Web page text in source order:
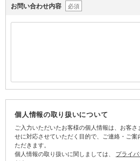
お問い合わせ内容 必須
個人情報の取り扱いについて
ご入力いただいたお客様の個人情報は、お客
せに対応させていただく目的で、ご連絡・ご
ただきます。
個人情報の取り扱いに関しましては、 プライ